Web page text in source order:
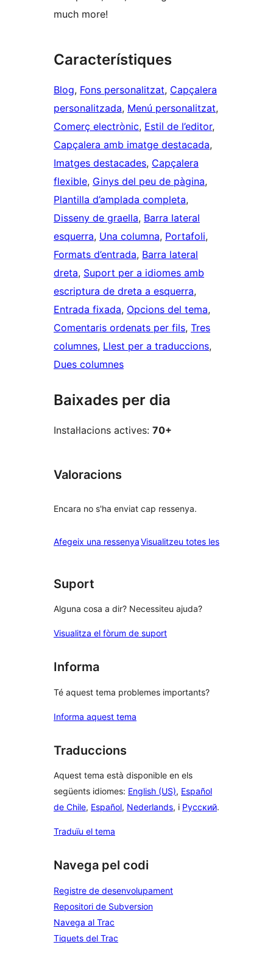
much more!
Característiques
Blog, Fons personalitzat, Capçalera
personalitzada, Menú personalitzat
Comerç electrònic, Estil de l’editor
Capçalera amb imatge destacada
Imatges destacades, Capçalera
flexible, Ginys del peu de pàgina
Plantilla d’amplada completa
Disseny de graella, Barra lateral
esquerra, Una columna, Portafoli
Formats d’entrada, Barra lateral
dreta, Suport per a idiomes amb
escriptura de dreta a esquerra
Entrada fixada, Opcions del tema
Comentaris ordenats per fils, Tres
columnes, Llest per a traduccions
Dues columnes
Baixades per dia
Instal·lacions actives: 70+
Valoracions
Encara no s'ha enviat cap ressenya.
Afegeix una ressenyaVisualitzeu totes lesressenyes
Suport
Alguna cosa a dir? Necessiteu ajuda?
Visualitza el fòrum de suport
Informa
Té aquest tema problemes importants?
Informa aquest tema
Traduccions
Aquest tema està disponible en els
següents idiomes: English (US), Español
de Chile, Español, Nederlands, i Русский.
Traduïu el tema
Navega pel codi
Registre de desenvolupament
Repositori de Subversion
Navega al Trac
Tiquets del Trac